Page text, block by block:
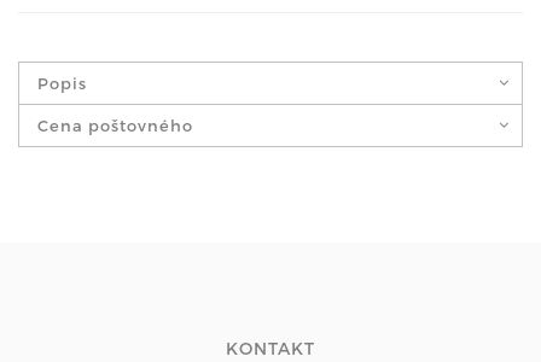
Popis
Cena poštovného
KONTAKT